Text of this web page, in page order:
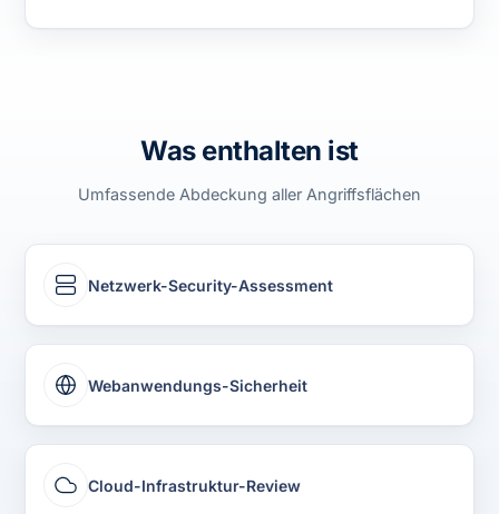
Was enthalten ist
Umfassende Abdeckung aller Angriffsflächen
Netzwerk-Security-Assessment
Webanwendungs-Sicherheit
Cloud-Infrastruktur-Review